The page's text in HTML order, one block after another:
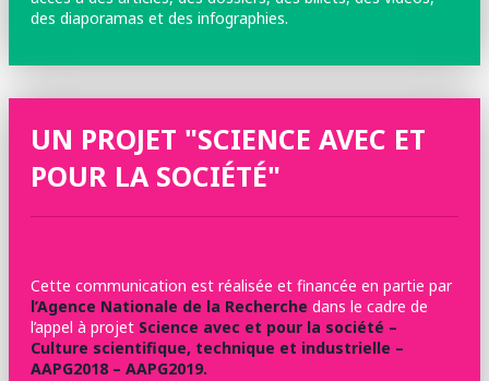
des diaporamas et des infographies.
UN PROJET "SCIENCE AVEC ET
POUR LA SOCIÉTÉ"
Cette communication est réalisée et financée en partie par
l’Agence Nationale de la Recherche dans le cadre de
l’appel à projet Science avec et pour la société –
Culture scientifique, technique et industrielle –
AAPG2018 – AAPG2019.